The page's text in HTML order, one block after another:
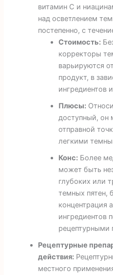
витамин С и
над осветлением
постепенно, с
Стоимость:
корректоры
варьируются от
продукт, в
ингредиентов
Плюсы:
доступный, он
отправной
легкими
Конс:Более
может быть
глубоких или
темных пятен,
концентрация
ингредиентов
рецептурными
Рецептурные
действия:
местного